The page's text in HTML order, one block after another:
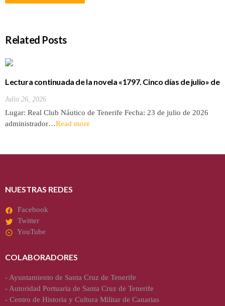
Related Posts
Lectura continuada de la novela «1797. Cinco días de julio» de
Julio 26, 2026
Lugar: Real Club Náutico de Tenerife Fecha: 23 de julio de 2026
administrador…Read more
NUESTRAS REDES
Facebook
Twitter
YouTube
COLABORADORES
-Ayuntamiento de Santa Cruz de Tenerife
-Autoridad Portuaria de Santa Cruz de Tenerife
- Centro de Historia y Cultura Militar de Canarias